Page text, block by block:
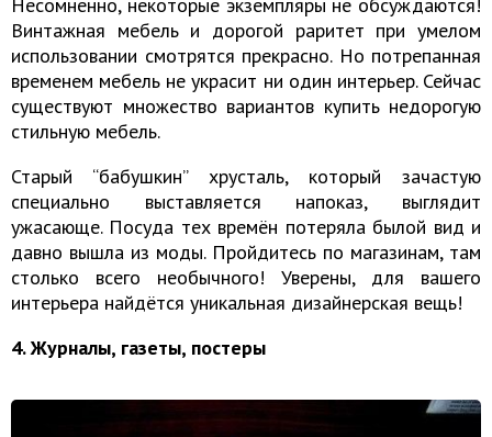
Несомненно, некоторые экземпляры не обсуждаются!
Винтажная мебель и дорогой раритет при умелом
использовании смотрятся прекрасно. Но потрепанная
временем мебель не украсит ни один интерьер. Сейчас
существуют множество вариантов купить недорогую
стильную мебель.
Старый “бабушкин” хрусталь, который зачастую
специально выставляется напоказ, выглядит
ужасающе. Посуда тех времён потеряла былой вид и
давно вышла из моды. Пройдитесь по магазинам, там
столько всего необычного! Уверены, для вашего
интерьера найдётся уникальная дизайнерская вещь!
4. Журналы, газеты, постеры